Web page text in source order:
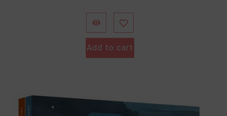
 
Add to cart